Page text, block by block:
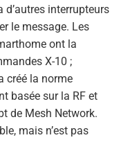
interrupteurs
le message. Les
ont la
X-10 ;
créé la norme
basée sur la RF et
de Mesh Network.
mais n’est pas